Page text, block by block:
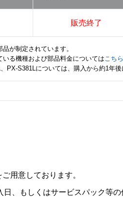
販売終了
が制定されています。
いる機種および部品料金については こちら
PX-S381Lについては、購入から約1年
用意しております。
、もしくはサービスパック等